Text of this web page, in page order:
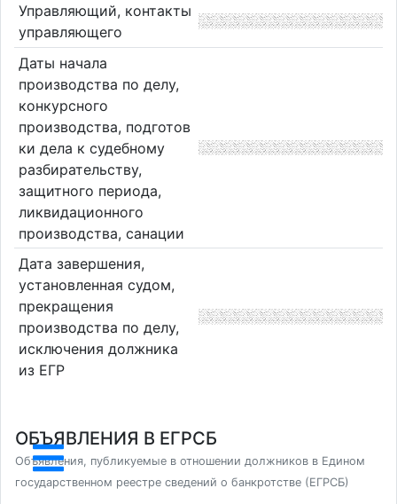
Управляющий, контакты
управляющего
Даты начала
производства по делу,
конкурсного
производства, подготов
ки дела к судебному
разбирательству,
защитного периода,
ликвидационного
производства, санации
Дата завершения,
установленная судом,
прекращения
производства по делу,
исключения должника
из ЕГР
ОБЪЯВЛЕНИЯ В ЕГРСБ
Объявления, публикуемые в отношении должников в Едином
государственном реестре сведений о банкротстве (ЕГРСБ)